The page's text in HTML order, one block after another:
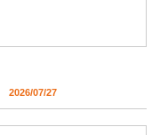
2026/07/27